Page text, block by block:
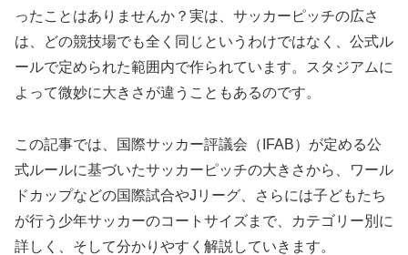
ったことはありませんか？実は、サッカーピッチの広さ
は、どの競技場でも全く同じというわけではなく、公式ル
ールで定められた範囲内で作られています。スタジアムに
よって微妙に大きさが違うこともあるのです。
この記事では、国際サッカー評議会（IFAB）が定める公
式ルールに基づいたサッカーピッチの大きさから、ワール
ドカップなどの国際試合やJリーグ、さらには子どもたち
が行う少年サッカーのコートサイズまで、カテゴリー別に
詳しく、そして分かりやすく解説していきます。